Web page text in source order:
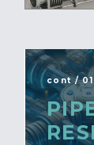
cont / 01